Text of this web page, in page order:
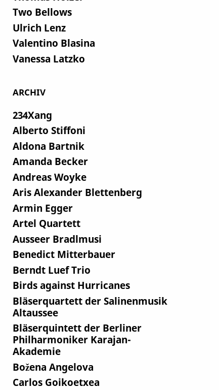
Two Bellows
Ulrich Lenz
Valentino Blasina
Vanessa Latzko
ARCHIV
234Xang
Alberto Stiffoni
Aldona Bartnik
Amanda Becker
Andreas Woyke
Aris Alexander Blettenberg
Armin Egger
Artel Quartett
Ausseer Bradlmusi
Benedict Mitterbauer
Berndt Luef Trio
Birds against Hurricanes
Bläserquartett der Salinenmusik
Altaussee
Bläserquintett der Berliner
Philharmoniker Karajan-
Akademie
Božena Angelova
Carlos Goikoetxea